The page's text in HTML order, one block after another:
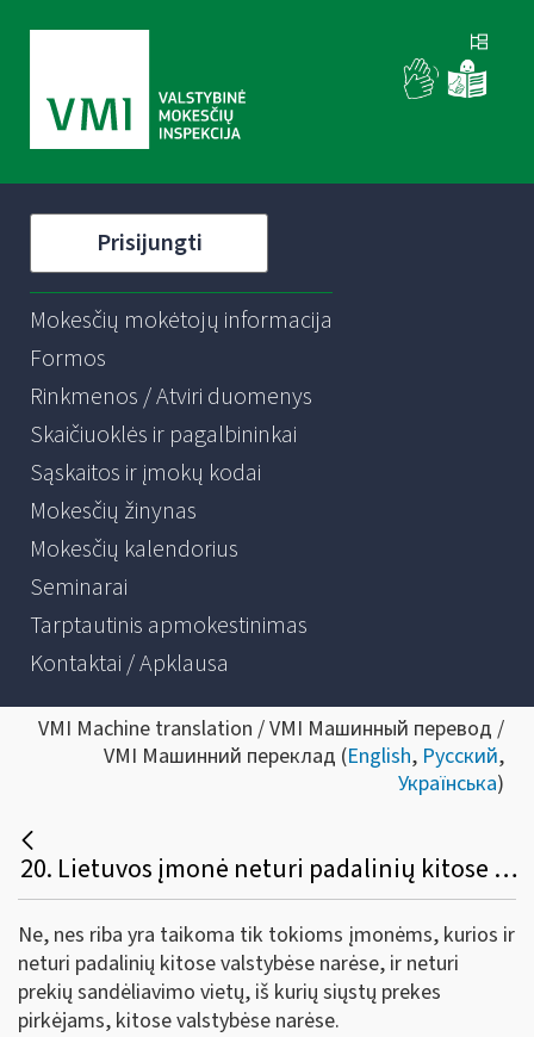
Prisijungti
Mokesčių mokėtojų informacija
Formos
Rinkmenos / Atviri duomenys
Skaičiuoklės ir pagalbininkai
Sąskaitos ir įmokų kodai
Mokesčių žinynas
Mokesčių kalendorius
Seminarai
Tarptautinis apmokestinimas
Kontaktai / Apklausa
VMI Machine translation / VMI Машинный перевод /
VMI Машинний переклад (English, Русский,
Українська)
20. Lietuvos įmonė neturi padalinių kitose valstybėse narėse, tačiau laiko prekes trečių asmenų sandėliuose Ispanijoje ir Vokietijoje, verčiasi įvairių aksesuarų prekyba. Prekės pirkėjams yra siunčiamos tiek iš Lietuvos, tiek iš Ispanijos ir Vokietijos. Ar tokiai įmonei gali būti taikoma 10 000 eurų riba?
Ne, nes riba yra taikoma tik tokioms įmonėms, kurios ir
neturi padalinių kitose valstybėse narėse, ir neturi
prekių sandėliavimo vietų, iš kurių siųstų prekes
pirkėjams, kitose valstybėse narėse.